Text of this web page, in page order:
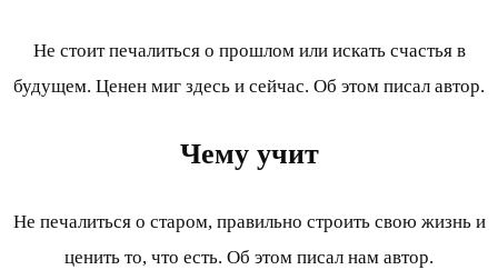
Не стоит печалиться о прошлом или искать счастья в
будущем. Ценен миг здесь и сейчас. Об этом писал автор.
Чему учит
Не печалиться о старом, правильно строить свою жизнь и
ценить то, что есть. Об этом писал нам автор.